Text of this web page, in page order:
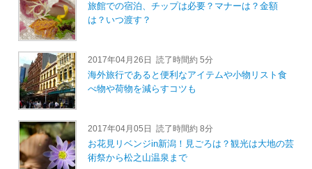
旅館での宿泊、チップは必要？マナーは？金額
は？いつ渡す？
2017年04月26日 読了時間約 5分
海外旅行であると便利なアイテムや小物リスト食
べ物や荷物を減らすコツも
2017年04月05日 読了時間約 8分
お花見リベンジin新潟！見ごろは？観光は大地の芸
術祭から松之山温泉まで